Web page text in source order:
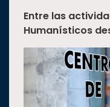
Entre las
Humanísticos